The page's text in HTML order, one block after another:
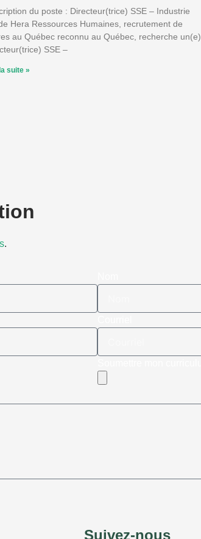
du poste : Directeur(trice) SSE – Industrie
Hera Ressources Humaines, recrutement de
au Québec reconnu au Québec, recherche un(e)
SSE –
suite »
.
Suivez-nous